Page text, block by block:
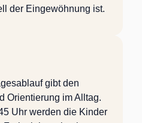
der Eingewöhnung ist.
gibt den
Orientierung im Alltag.
Uhr werden die Kinder